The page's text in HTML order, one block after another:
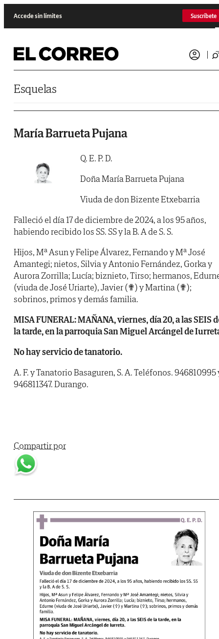
Accede sin límites Suscríbete
Esquelas
María Barrueta Pujana
Q. E. P. D.
Doña María Barrueta Pujana
Viuda de don Bizente Etxebarria
Falleció el día 17 de diciembre de 2024, a los 95 años,
habiendo recibido los SS. SS y la B. A de S. S.
Hijos, Mª Asun y Felipe Álvarez, Fernando y Mª José
Amantegi; nietos, Silvia y Antonio Fernández, Gorka y
Aurora Zorrilla; Lucía; biznieto, Tirso; hermanos,
(viuda de José Uriarte), Javier (✟) y Martina (✟);
sobrinos, primos y demás familia.
MISA FUNERAL: MAÑANA, viernes, día 20, a las SEIS
la tarde, en la parroquia San Miguel Arcángel de
No hay servicio de tanatorio.
A. F. y Tanatorio Basaguren, S. A. Teléfonos. 946810995
946811347. Durango.
Compartir por